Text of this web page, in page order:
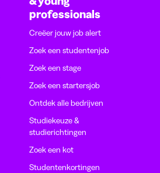
professionals
Creëer jouw job alert
Zoek een studentenjob
Zoek een stage
Zoek een startersjob
Ontdek alle bedrijven
Studiekeuze &
studierichtingen
Zoek een kot
Studentenkortingen